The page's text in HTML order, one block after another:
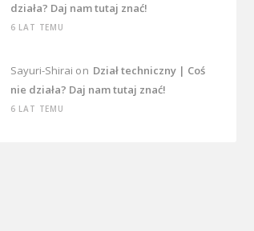
działa? Daj nam tutaj znać!
6 LAT TEMU
Sayuri-Shirai on Dział techniczny | Coś
nie działa? Daj nam tutaj znać!
6 LAT TEMU